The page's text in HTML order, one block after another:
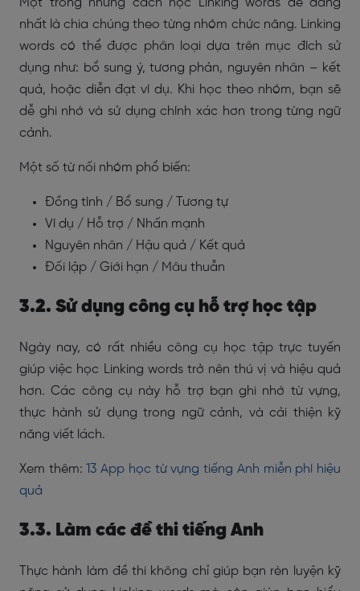
Một trong những cách học Linking words dễ dàng
nhất là chia chúng theo từng nhóm chức năng. Linking
words có thể được phân loại dựa trên mục đích sử
dụng như: bổ sung ý, tương phản, nguyên nhân – kết
quả, hoặc diễn đạt ví dụ. Khi học theo nhóm, bạn sẽ
dễ ghi nhớ và sử dụng chính xác hơn trong từng ngữ
cảnh.
Một số từ nối nhóm phổ biến:
Đồng tình / Bổ sung / Tương tự
Ví dụ / Hỗ trợ / Nhấn mạnh
Nguyên nhân / Hậu quả / Kết quả
Đối lập / Giới hạn / Mâu thuẫn
3.2. Sử dụng công cụ hỗ trợ học tập
Ngày nay, có rất nhiều công cụ học tập trực tuyến
giúp việc học Linking words trở nên thú vị và hiệu quả
hơn. Các công cụ này hỗ trợ bạn ghi nhớ từ vựng,
thực hành sử dụng trong ngữ cảnh, và cải thiện kỹ
năng viết lách.
Xem thêm:13 App học từ vựng tiếng Anh miễn phí hiệu
quả
3.3. Làm các đề thi tiếng Anh
Thực hành làm đề thi không chỉ giúp bạn rèn luyện kỹ